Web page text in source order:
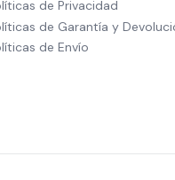
de Privacidad
de Garantía y
de Envío